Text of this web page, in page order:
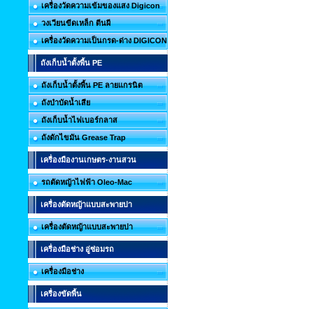
เครื่องวัดความเข้มของแสง Digicon
วงเวียนขีดเหล็ก ตีนผี
เครื่องวัดความเป็นกรด-ด่าง DIGICON
ถังเก็บน้ำตั้งพื้น PE
ถังเก็บน้ำตั้งพื้น PE ลายแกรนิต
ถังบำบัดน้ำเสีย
ถังเก็บน้ำไฟเบอร์กลาส
ถังดักไขมัน Grease Trap
เครื่องมืองานเกษตร-งานสวน
รถตัดหญ้าไฟฟ้า Oleo-Mac
เครื่องตัดหญ้าแบบสะพายบ่า
เครื่องตัดหญ้าแบบสะพายบ่า
เครื่องมือช่าง อู่ซ่อมรถ
เครื่องมือช่าง
เครื่องขัดพื้น